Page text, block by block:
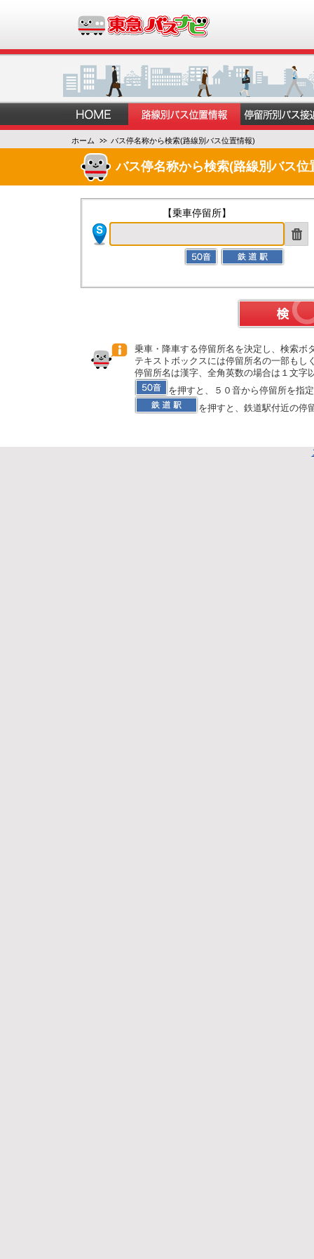
ホーム バス停名称から検索(路線別バス位置情報)
バス停名称から検索(路線別バス位
【乗車停留所】
乗車・降車する停留所名を決定し、検索ボ
テキストボックスには停留所名の一部もし
停留所名は漢字、全角英数の場合は１文字
を押すと、５０音から停留所を指
を押すと、鉄道駅付近の停